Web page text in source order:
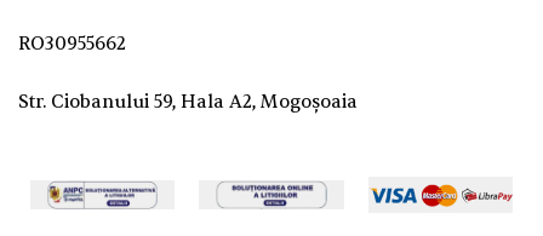
RO30955662
Str. Ciobanului 59, Hala A2, Mogoșoaia